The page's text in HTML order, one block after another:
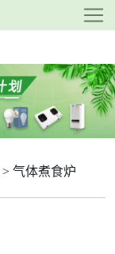
> 气体煮食炉